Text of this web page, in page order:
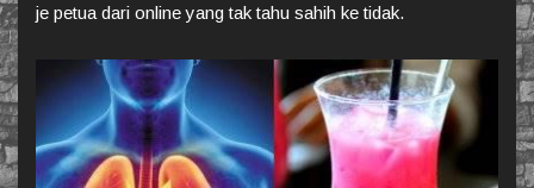
je petua dari online yang tak tahu sahih ke tidak.